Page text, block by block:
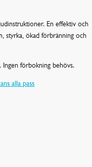
En effektiv och
styrka, ökad förbränning och
Ingen förbokning behövs.
alla pass